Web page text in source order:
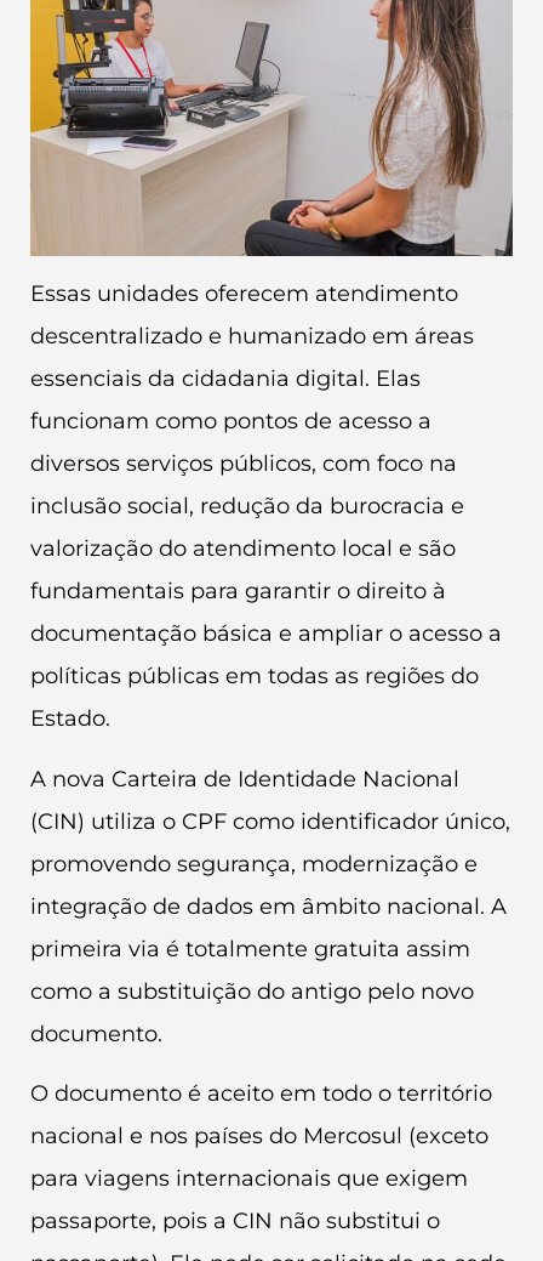
Essas unidades oferecem atendimento
descentralizado e humanizado em áreas
essenciais da cidadania digital. Elas
funcionam como pontos de acesso a
diversos serviços públicos, com foco na
inclusão social, redução da burocracia e
valorização do atendimento local e são
fundamentais para garantir o direito à
documentação básica e ampliar o acesso a
políticas públicas em todas as regiões do
Estado.
A nova Carteira de Identidade Nacional
(CIN) utiliza o CPF como identificador único,
promovendo segurança, modernização e
integração de dados em âmbito nacional. A
primeira via é totalmente gratuita assim
como a substituição do antigo pelo novo
documento.
O documento é aceito em todo o território
nacional e nos países do Mercosul (exceto
para viagens internacionais que exigem
passaporte, pois a CIN não substitui o